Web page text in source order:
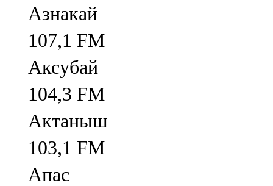
Азнакай
107,1 FM
Аксубай
104,3 FM
Актаныш
103,1 FM
Апас